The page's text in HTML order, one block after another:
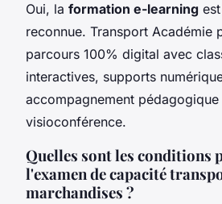
Oui, la formation e-learning
reconnue. Transport Académie
parcours 100% digital avec
interactives, supports
accompagnement
visioconférence.
Quelles sont les conditions
l'examen de capacité
marchandises ?